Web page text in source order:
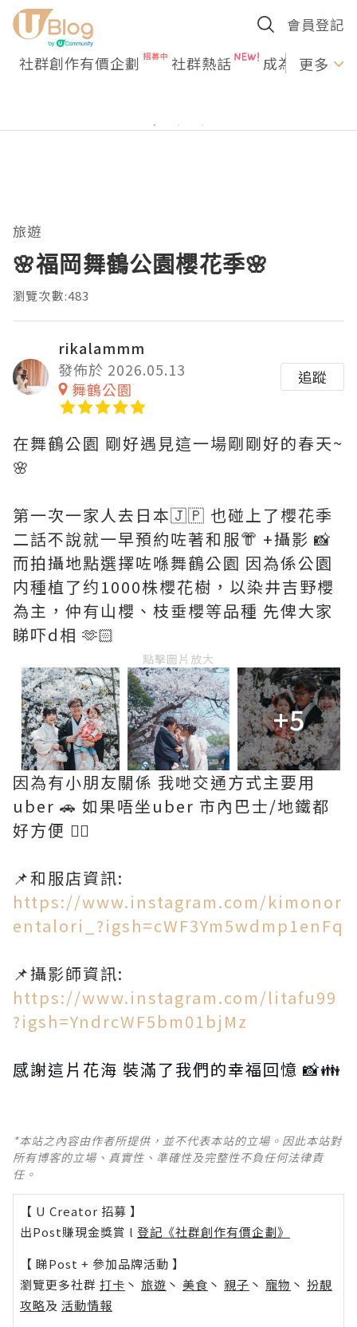
會員登記
社群創作有價企劃 社群熱話 成為U更多
旅遊
🌸福岡舞鶴公園櫻花季🌸
瀏覽次數:483
rikalammm
發佈於 2026.05.13
舞鶴公園
追蹤
在舞鶴公園 剛好遇見這一場剛剛好的春天~
🌸
第一次一家人去日本🇯🇵 也碰上了櫻花季
二話不說就一早預約咗著和服👘 +攝影 📸
而拍攝地點選擇咗喺舞鶴公園 因為係公園
内種植了约1000株櫻花樹，以染井吉野櫻
為主，仲有山櫻、枝垂櫻等品種 先俾大家
睇吓d相 🫶🏻
點擊圖片放大
+5
因為有小朋友關係 我哋交通方式主要用
uber 🚗 如果唔坐uber 市內巴士/地鐵都
好方便 👍🏻
📌和服店資訊:
https://www.instagram.com/kimonor
entalori_?igsh=cWF3Ym5wdmp1enFq
📌攝影師資訊:
https://www.instagram.com/litafu99
?igsh=YndrcWF5bm01bjMz
感謝這片花海 裝滿了我們的幸福回憶 📸👪
*本站之內容由作者所提供，並不代表本站的立場。因此本站對
所有博客的立場、真實性、準確性及完整性不負任何法律責
任。
【 U Creator 招募 】
出Post賺現金獎賞 l 登記《社群創作有價企劃》
【 睇Post + 參加品牌活動 】
瀏覽更多社群 打卡 丶 旅遊 丶 美食 丶 親子 丶 寵物 丶 扮靚
攻略及 活動情報